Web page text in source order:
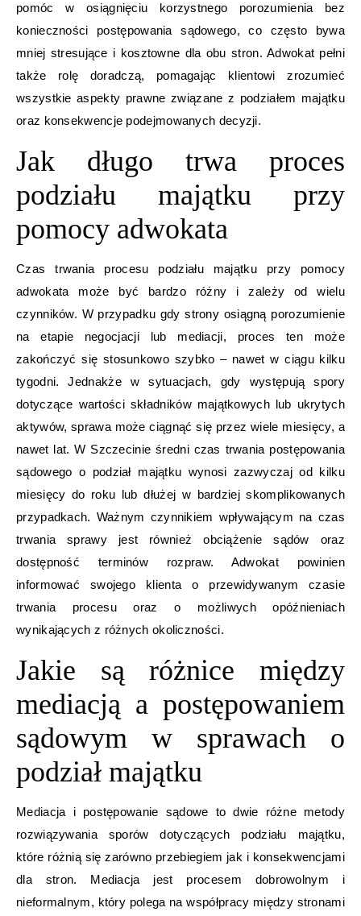
pomóc w osiągnięciu korzystnego porozumienia bez
konieczności postępowania sądowego, co często bywa
mniej stresujące i kosztowne dla obu stron. Adwokat pełni
także rolę doradczą, pomagając klientowi zrozumieć
wszystkie aspekty prawne związane z podziałem majątku
oraz konsekwencje podejmowanych decyzji.
Jak długo trwa proces
podziału majątku przy
pomocy adwokata
Czas trwania procesu podziału majątku przy pomocy
adwokata może być bardzo różny i zależy od wielu
czynników. W przypadku gdy strony osiągną porozumienie
na etapie negocjacji lub mediacji, proces ten może
zakończyć się stosunkowo szybko – nawet w ciągu kilku
tygodni. Jednakże w sytuacjach, gdy występują spory
dotyczące wartości składników majątkowych lub ukrytych
aktywów, sprawa może ciągnąć się przez wiele miesięcy, a
nawet lat. W Szczecinie średni czas trwania postępowania
sądowego o podział majątku wynosi zazwyczaj od kilku
miesięcy do roku lub dłużej w bardziej skomplikowanych
przypadkach. Ważnym czynnikiem wpływającym na czas
trwania sprawy jest również obciążenie sądów oraz
dostępność terminów rozpraw. Adwokat powinien
informować swojego klienta o przewidywanym czasie
trwania procesu oraz o możliwych opóźnieniach
wynikających z różnych okoliczności.
Jakie są różnice między
mediacją a postępowaniem
sądowym w sprawach o
podział majątku
Mediacja i postępowanie sądowe to dwie różne metody
rozwiązywania sporów dotyczących podziału majątku,
które różnią się zarówno przebiegiem jak i konsekwencjami
dla stron. Mediacja jest procesem dobrowolnym i
nieformalnym, który polega na współpracy między stronami